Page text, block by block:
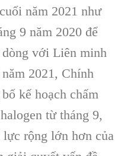
năm 2021 như
9 năm 2020 để
với Liên minh
2021, Chính
kế hoạch chấm
từ tháng 9,
rộng lớn hơn của